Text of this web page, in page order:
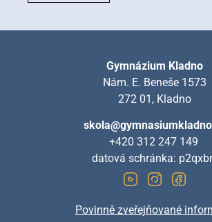
Gymnázium Kladno
Nám. E. Beneše 1573
272 01, Kladno
+420 312 247 149
datová schránka:
Povinně zveřejňované